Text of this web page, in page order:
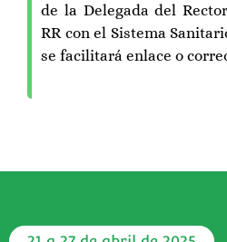
de la Delegada del
RR con el Sistema
se facilitará enlace o